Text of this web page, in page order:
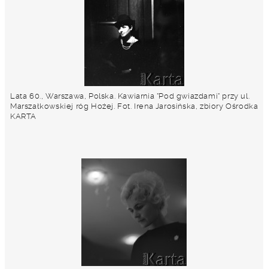
Lata 60., Warszawa, Polska. Kawiarnia "Pod gwiazdami" przy ul.
Marszałkowskiej róg Hożej. Fot. Irena Jarosińska, zbiory Ośrodka
KARTA